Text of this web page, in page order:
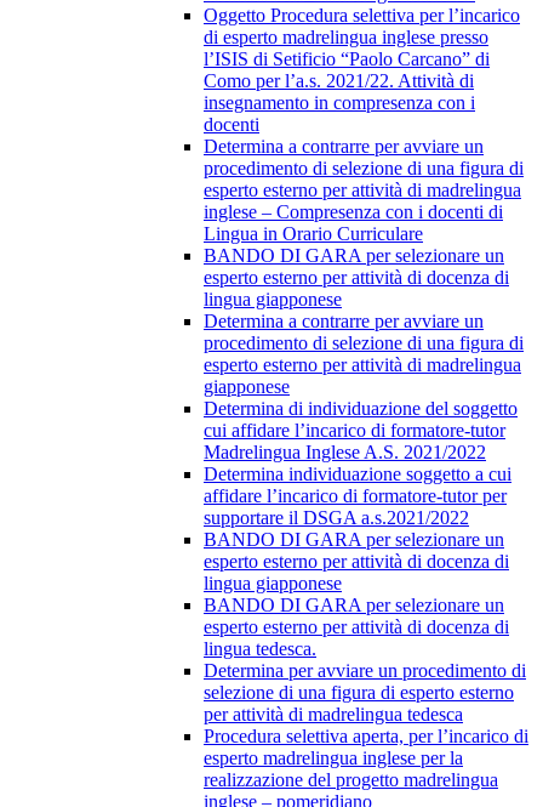
Oggetto Procedura selettiva per l’incarico
di esperto madrelingua inglese presso
l’ISIS di Setificio “Paolo Carcano” di
Como per l’a.s. 2021/22. Attività di
insegnamento in compresenza con i
docenti
Determina a contrarre per avviare un
procedimento di selezione di una figura di
esperto esterno per attività di madrelingua
inglese – Compresenza con i docenti di
Lingua in Orario Curriculare
BANDO DI GARA per selezionare un
esperto esterno per attività di docenza di
lingua giapponese
Determina a contrarre per avviare un
procedimento di selezione di una figura di
esperto esterno per attività di madrelingua
giapponese
Determina di individuazione del soggetto
cui affidare l’incarico di formatore-tutor
Madrelingua Inglese A.S. 2021/2022
Determina individuazione soggetto a cui
affidare l’incarico di formatore-tutor per
supportare il DSGA a.s.2021/2022
BANDO DI GARA per selezionare un
esperto esterno per attività di docenza di
lingua giapponese
BANDO DI GARA per selezionare un
esperto esterno per attività di docenza di
lingua tedesca.
Determina per avviare un procedimento di
selezione di una figura di esperto esterno
per attività di madrelingua tedesca
Procedura selettiva aperta, per l’incarico di
esperto madrelingua inglese per la
realizzazione del progetto madrelingua
inglese – pomeridiano